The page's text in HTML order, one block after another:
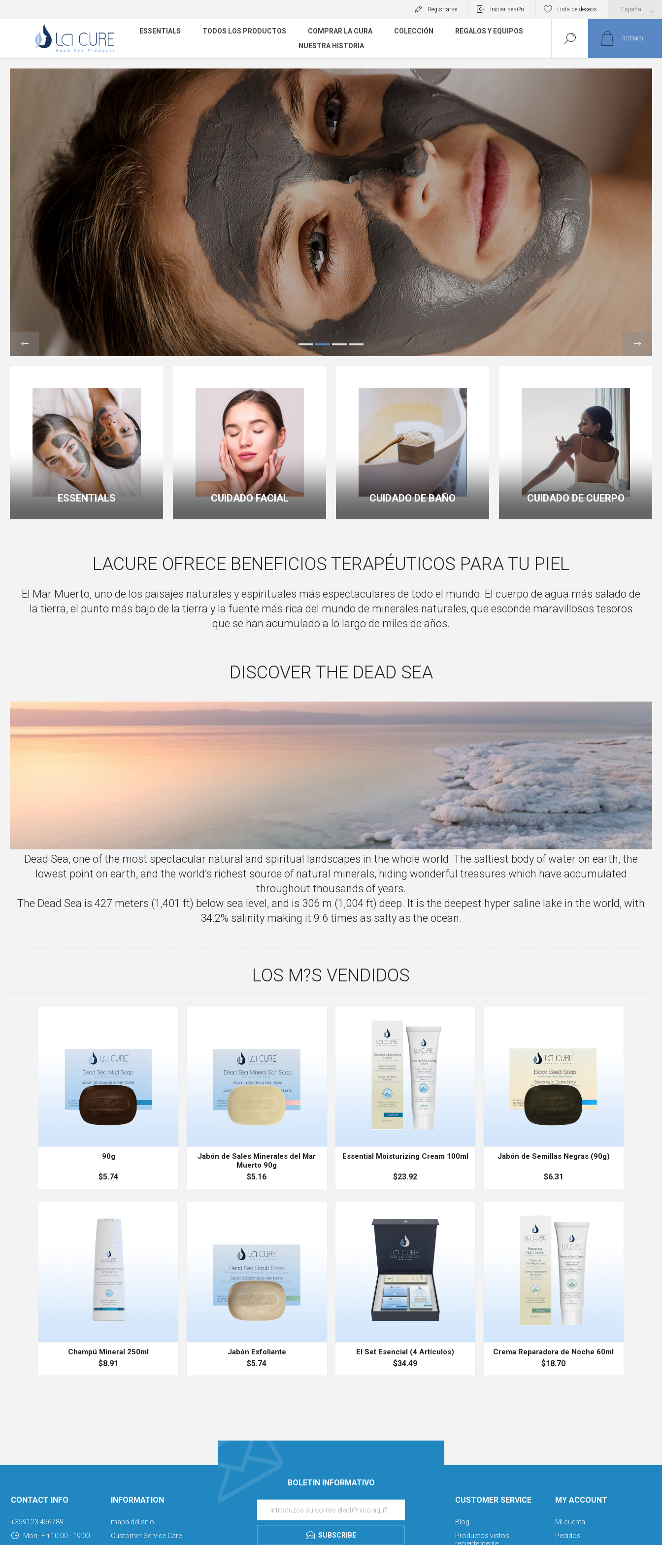
Registrarse Iniciar sesi?n Lista de deseos
ESSENTIALS TODOS LOS PRODUCTOS COMPRAR LA CURA COLECCIÓN
REGALOS Y EQUIPOS
NUESTRA HISTORIA
0 ITEM(S)
ESSENTIALS CUIDADO FACIAL CUIDADO DE BAÑO CUIDADO DE CUERPO
LACURE OFRECE BENEFICIOS TERAPÉUTICOS PARA TU PIEL
El Mar Muerto, uno de los paisajes naturales y espirituales más espectaculares de todo el mundo. El cuerpo de agua más salado de
la tierra, el punto más bajo de la tierra y la fuente más rica del mundo de minerales naturales, que esconde maravillosos tesoros
que se han acumulado a lo largo de miles de años.
DISCOVER THE DEAD SEA
Dead Sea, one of the most spectacular natural and spiritual landscapes in the whole world. The saltiest body of water on earth, the
lowest point on earth, and the world’s richest source of natural minerals, hiding wonderful treasures which have accumulated
throughout thousands of years.
The Dead Sea is 427 meters (1,401 ft) below sea level, and is 306 m (1,004 ft) deep. It is the deepest hyper saline lake in the world, with
34.2% salinity making it 9.6 times as salty as the ocean.
LOS M?S VENDIDOS
90g
$5.74
Jabón de Sales Minerales del Mar
Muerto 90g
$5.16
Essential Moisturizing Cream 100ml
$23.92
Jabón de Semillas Negras (90g)
$6.31
Champú Mineral 250ml
$8.91
Jabón Exfoliante
$5.74
El Set Esencial (4 Artículos)
$34.49
Crema Reparadora de Noche 60ml
$18.70
BOLETIN INFORMATIVO
SUBSCRIBE
CONTACT INFO
+359123 456789
Mon--Fri 10:00 - 19:00
INFORMATION
mapa del sitio
Customer Service Care
CUSTOMER SERVICE
Blog
Productos vistos
MY ACCOUNT
Mi cuenta
Pedidos